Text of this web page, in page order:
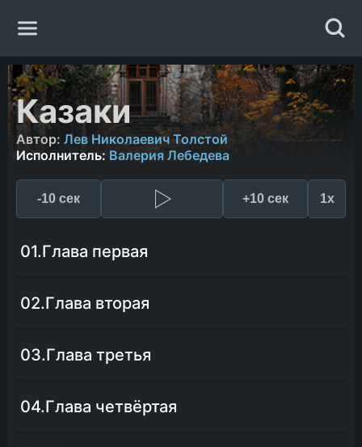
Главная
Жанры
Авторы
Исполнители
Казаки
Автор: Лев Николаевич Толстой
Исполнитель: Валерия Лебедева
-10 сек +10 сек 1x
01.Глава первая
02.Глава вторая
03.Глава третья
04.Глава четвёртая